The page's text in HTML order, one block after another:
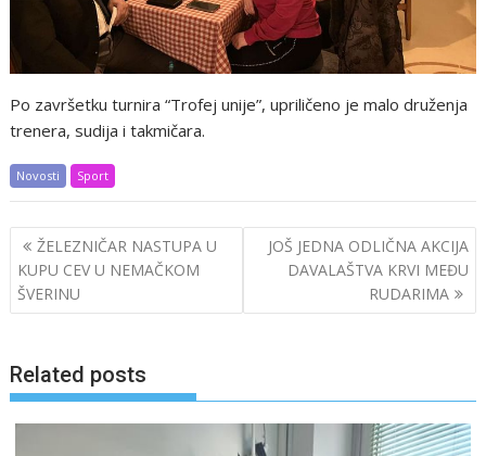
Po završetku turnira “Trofej unije”, upriličeno je malo druženja
trenera, sudija i takmičara.
Novosti Sport
Post
navigation
ŽELEZNIČAR NASTUPA U
KUPU CEV U NEMAČKOM
ŠVERINU
JOŠ JEDNA ODLIČNA AKCIJA
DAVALAŠTVA KRVI MEĐU
RUDARIMA
Related posts